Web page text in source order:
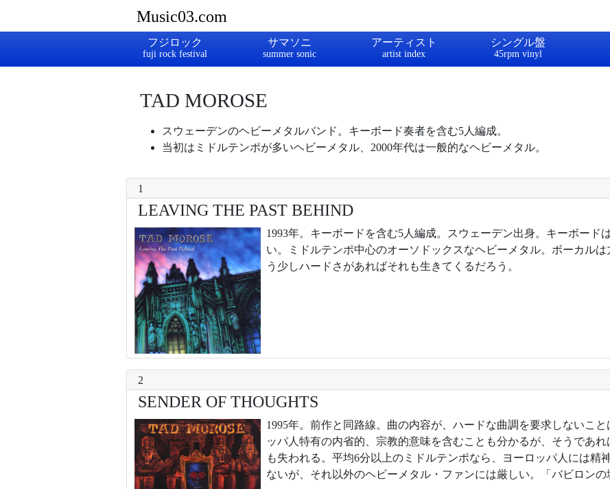
Music03.com
フジロック サマソニ アーティスト シングル盤
TAD MOROSE
スウェーデンのヘビーメタルバンド。キーボード奏者を含む5人編成。
当初はミドルテンポが多いヘビーメタル、2000年代は一般的なヘビーメタル。
1
LEAVING THE PAST BEHIND
1993年。キーボードを含む5人編成。スウェーデン出身。キーボード
い。ミドルテンポ中心のオーソドックスなヘビーメタル。ボーカル
う少しハードさがあればそれも生きてくるだろう。
2
SENDER OF THOUGHTS
1995年。前作と同路線。曲の内容が、ハードな曲調を要求しないこ
ッパ人特有の内省的、宗教的意味を含むことも分かるが、そうであ
も失われる。平均6分以上のミドルテンポなら、ヨーロッパ人には精
ないが、それ以外のヘビーメタル・ファンには厳しい。「バビロンの